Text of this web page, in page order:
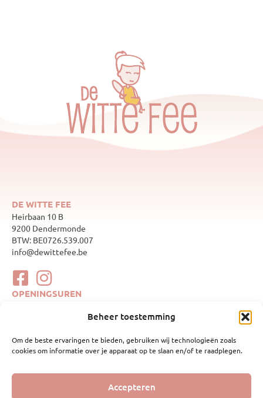
Beheer toestemming
Om de beste ervaringen te bieden, gebruiken wij technologieën zoals
cookies om informatie over je apparaat op te slaan en/of te raadplegen.
Accepteren
DE WITTE FEE
Heirbaan 10 B
9200 Dendermonde
BTW: BE0726.539.007
info@dewittefee.be
OPENINGSUREN
10:00–17:00
donderdag
10:00–17:00
vrijdag
10:00–17:00
zondag
Gesloten